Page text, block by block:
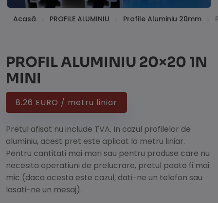
Acasă PROFILE ALUMINIU Profile Aluminiu 20mm
PROFIL ALUMINIU 20×20 1N
MINI
8.26 EURO / metru liniar
Pretul afisat nu include TVA. In cazul profilelor de
aluminiu, acest pret este aplicat la metru liniar.
Pentru cantitati mai mari sau pentru produse care nu
necesita operatiuni de prelucrare, pretul poate fi mai
mic (daca acesta este cazul, dati-ne un telefon sau
lasati-ne un mesaj).